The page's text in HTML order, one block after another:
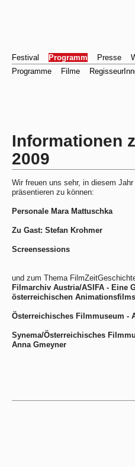
Festival Programm Presse
Programme
Filme
Informationen
2009
Wir freuen uns sehr, in diesem
präsentieren zu können:
Personale Mara Mattuschka
Zu Gast: Stefan Krohmer
Screensessions
und zum Thema
Filmarchiv Austria/ASIFA - Eine
österreichischen Animationsfilms
Österreichisches Filmmuseum -
Synema/Österreichisches
Anna Gmeyner